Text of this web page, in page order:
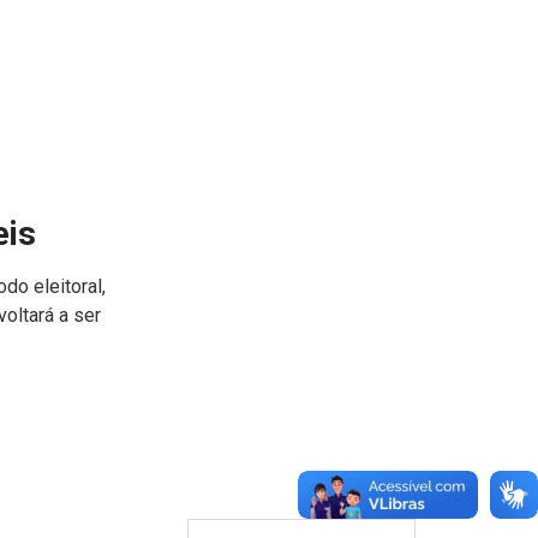
eleitoral,
a ser